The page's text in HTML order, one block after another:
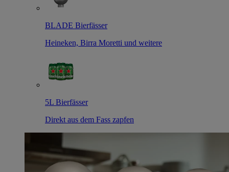
BLADE Bierfässer
Heineken, Birra Moretti und weitere
5L Bierfässer
Direkt aus dem Fass zapfen